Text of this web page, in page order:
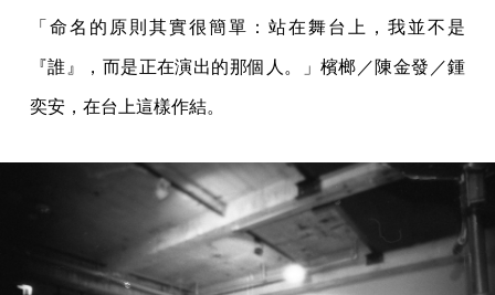
「命名的原則其實很簡單：站在舞台上，我並不是
『誰』，而是正在演出的那個人。」檳榔／陳金發／鍾
奕安，在台上這樣作結。